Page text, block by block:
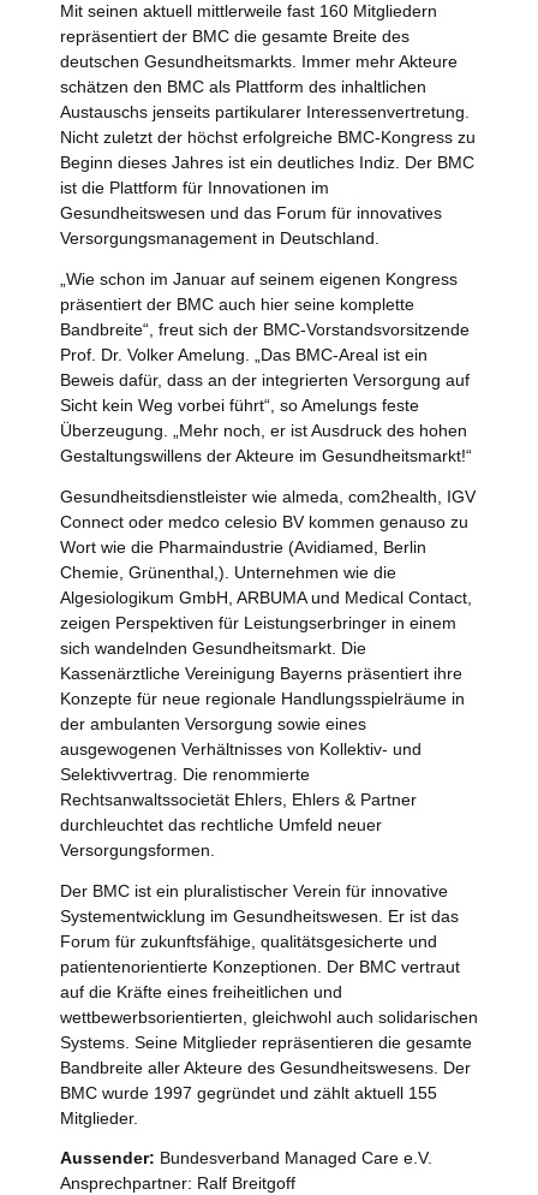
Mit seinen aktuell mittlerweile fast 160 Mitgliedern
repräsentiert der BMC die gesamte Breite des
deutschen Gesundheitsmarkts. Immer mehr Akteure
schätzen den BMC als Plattform des inhaltlichen
Austauschs jenseits partikularer Interessenvertretung.
Nicht zuletzt der höchst erfolgreiche BMC-Kongress zu
Beginn dieses Jahres ist ein deutliches Indiz. Der BMC
ist die Plattform für Innovationen im
Gesundheitswesen und das Forum für innovatives
Versorgungsmanagement in Deutschland.
„Wie schon im Januar auf seinem eigenen Kongress
präsentiert der BMC auch hier seine komplette
Bandbreite“, freut sich der BMC-Vorstandsvorsitzende
Prof. Dr. Volker Amelung. „Das BMC-Areal ist ein
Beweis dafür, dass an der integrierten Versorgung auf
Sicht kein Weg vorbei führt“, so Amelungs feste
Überzeugung. „Mehr noch, er ist Ausdruck des hohen
Gestaltungswillens der Akteure im Gesundheitsmarkt!“
Gesundheitsdienstleister wie almeda, com2health, IGV
Connect oder medco celesio BV kommen genauso zu
Wort wie die Pharmaindustrie (Avidiamed, Berlin
Chemie, Grünenthal,). Unternehmen wie die
Algesiologikum GmbH, ARBUMA und Medical Contact,
zeigen Perspektiven für Leistungserbringer in einem
sich wandelnden Gesundheitsmarkt. Die
Kassenärztliche Vereinigung Bayerns präsentiert ihre
Konzepte für neue regionale Handlungsspielräume in
der ambulanten Versorgung sowie eines
ausgewogenen Verhältnisses von Kollektiv- und
Selektivvertrag. Die renommierte
Rechtsanwaltssocietät Ehlers, Ehlers & Partner
durchleuchtet das rechtliche Umfeld neuer
Versorgungsformen.
Der BMC ist ein pluralistischer Verein für innovative
Systementwicklung im Gesundheitswesen. Er ist das
Forum für zukunftsfähige, qualitätsgesicherte und
patientenorientierte Konzeptionen. Der BMC vertraut
auf die Kräfte eines freiheitlichen und
wettbewerbsorientierten, gleichwohl auch solidarischen
Systems. Seine Mitglieder repräsentieren die gesamte
Bandbreite aller Akteure des Gesundheitswesens. Der
BMC wurde 1997 gegründet und zählt aktuell 155
Mitglieder.
Aussender: Bundesverband Managed Care e.V.
Ansprechpartner: Ralf Breitgoff